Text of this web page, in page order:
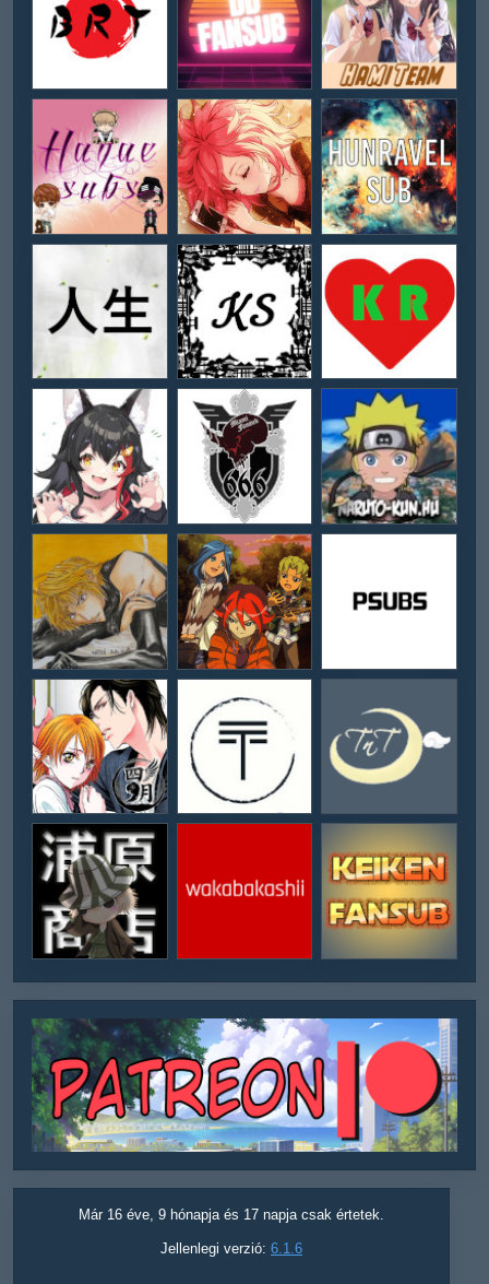
Már 16 éve, 9 hónapja és 17 napja csak értetek.
Jellenlegi verzió: 6.1.6